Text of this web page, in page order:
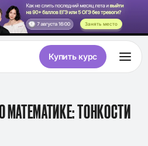
Занять место
Купить курс
МАТЕМАТИКЕ: ТОНКОСТИ